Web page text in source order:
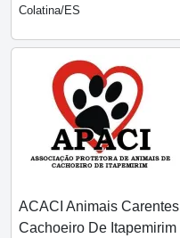
Colatina/ES
ACACI Animais Carentes
Cachoeiro De Itapemirim